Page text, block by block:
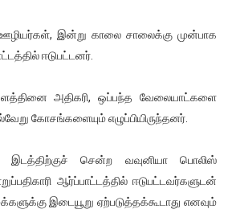
ஊழியர்கள், இன்று காலை சாலைக்கு முன்பாக
ஈடுபட்டனர்.
அதிகரி, ஒப்பந்த வேலையாட்களை
கோசங்களையும் எழுப்பியிருந்தனர்.
இடத்திற்குச் சென்ற வவுனியா பொலிஸ்
ஆர்ப்பாட்டத்தில் ஈடுபட்டவர்களுடன்
இடையூறு ஏற்படுத்தக்கூடாது எனவும்